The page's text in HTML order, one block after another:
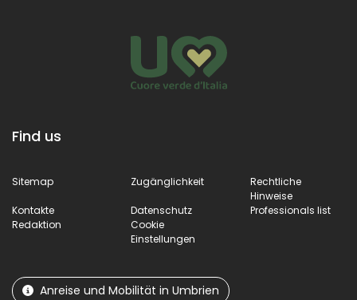
Find us
Sitemap Zugänglichkeit
Rechtliche
Hinweise
Kontakte
Datenschutz
Professionals list
Redaktion
Cookie
Einstellungen
Anreise und Mobilität in Umbrien